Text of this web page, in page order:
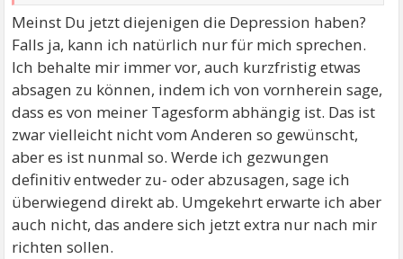
Meinst Du jetzt diejenigen die Depression haben?
Falls ja, kann ich natürlich nur für mich sprechen.
Ich behalte mir immer vor, auch kurzfristig etwas
absagen zu können, indem ich von vornherein sage,
dass es von meiner Tagesform abhängig ist. Das ist
zwar vielleicht nicht vom Anderen so gewünscht,
aber es ist nunmal so. Werde ich gezwungen
definitiv entweder zu- oder abzusagen, sage ich
überwiegend direkt ab. Umgekehrt erwarte ich aber
auch nicht, das andere sich jetzt extra nur nach mir
richten sollen.